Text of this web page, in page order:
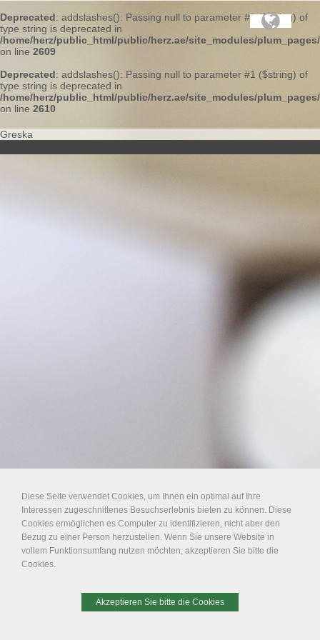
Diese Seite verwendet Cookies, um Ihnen ein optimal auf Ihre
Interessen zugeschnittenes Besuchserlebnis bieten zu können. Diese
Cookies ermöglichen es Computer zu identifizieren, nicht aber den
Bezug zu einer Person herzustellen. Wenn Sie unsere Website in
vollem Funktionsumfang nutzen möchten, akzeptieren Sie bitte die
Cookies.
Akzeptieren Sie bitte die Cookies
Deprecated: addslashes(): Passing null to parameter #1 ($string) of
type string is deprecated in
/home/herz/public_html/public/herz.ae/site_modules/
on line 2609
Deprecated: addslashes(): Passing null to parameter #1 ($string) of
type string is deprecated in
/home/herz/public_html/public/herz.ae/site_modules/
on line 2610
Greska